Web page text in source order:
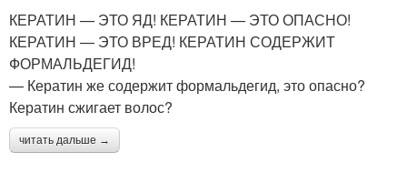
КЕРАТИН — ЭТО ЯД! КЕРАТИН — ЭТО ОПАСНО!
КЕРАТИН — ЭТО ВРЕД! КЕРАТИН СОДЕРЖИТ
ФОРМАЛЬДЕГИД!
— Кератин же содержит формальдегид, это опасно?
Кератин сжигает волос?
читать дальше →